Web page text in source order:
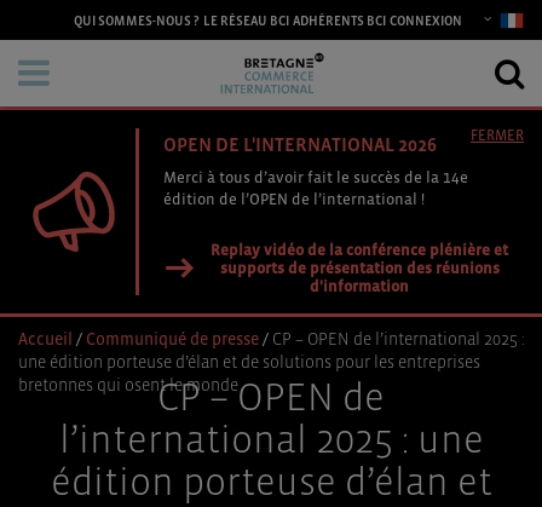
QUI SOMMES-NOUS ? LE RÉSEAU BCI ADHÉRENTS BCI CONNEXION
OPEN DE L'INTERNATIONAL 2026
Merci à tous d’avoir fait le succès de la 14e
édition de l’OPEN de l’international !
Replay vidéo de la conférence plénière et
supports de présentation des réunions
d'information
FERMER
Accueil / Communiqué de presse/ CP – OPEN de l’international 2025 :
une édition porteuse d’élan et de solutions pour les entreprises
bretonnes qui osent le mondeCP – OPEN de
l’international 2025 : une
édition porteuse d’élan et